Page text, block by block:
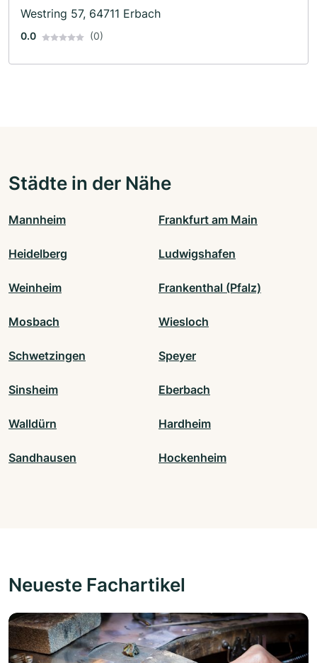
Westring 57, 64711 Erbach
0.0 (0)
Städte in der Nähe
Mannheim Frankfurt am Main
Heidelberg Ludwigshafen
Weinheim Frankenthal (Pfalz)
Mosbach Wiesloch
Schwetzingen Speyer
Sinsheim Eberbach
Walldürn Hardheim
Sandhausen Hockenheim
Neueste Fachartikel